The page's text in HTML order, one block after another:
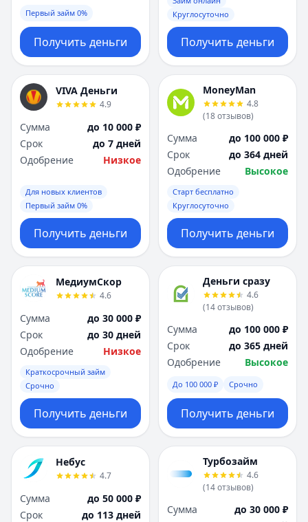
Первый займ 0%
Получить деньги
Круглосуточно
Получить деньги
VIVA Деньги
4.9
Сумма
до 10 000 ₽
Срок
до 7 дней
Одобрение
Низкое
Для новых клиентов
Первый займ 0%
Получить деньги
MoneyMan
4.8
(18отзывов)
Сумма
до 100 000 ₽
Срок
до 364 дней
Одобрение
Высокое
Старт бесплатно
Круглосуточно
Получить деньги
МедиумСкор
4.6
Сумма
до 30 000 ₽
Срок
до 30 дней
Одобрение
Низкое
Краткосрочный займ
Срочно
Получить деньги
Деньги сразу
4.6
(14отзывов)
Сумма
до 100 000 ₽
Срок
до 365 дней
Одобрение
Высокое
До 100 000 ₽ Срочно
Получить деньги
Небус
4.7
Сумма
до 50 000 ₽
Срок
до 113 дней
Турбозайм
4.6
(14отзывов)
Сумма
до 30 000 ₽